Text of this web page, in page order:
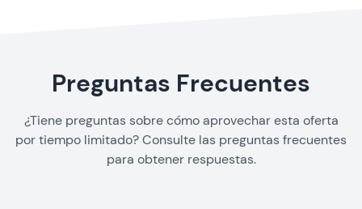
Preguntas Frecuentes
¿Tiene preguntas sobre cómo aprovechar esta oferta
por tiempo limitado? Consulte las preguntas frecuentes
para obtener respuestas.